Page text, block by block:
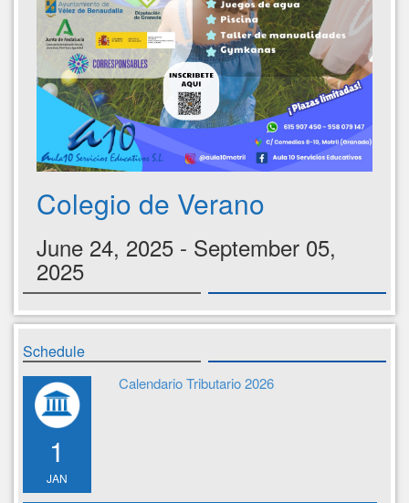
Colegio de Verano
June 24, 2025 - September 05,
2025
Schedule
1
JAN
Calendario Tributario 2026